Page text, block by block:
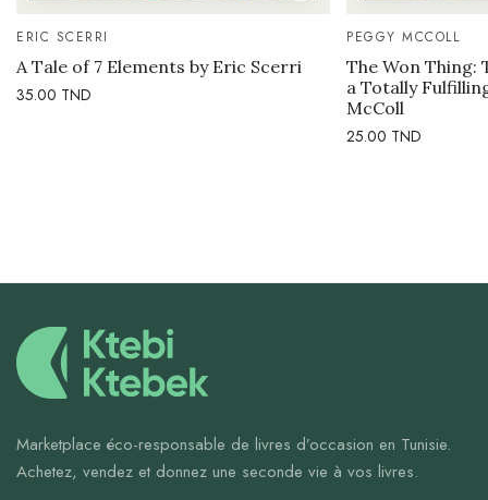
ERIC SCERRI
A Tale of 7 Elements by Eric Scerri
35.00 TND
PEGGY MCCOLL
The Won Thing:
a Totally
McColl
25.00 TND
Marketplace éco-responsable de livres d’occasion en Tunisie.
Achetez, vendez et donnez une seconde vie à vos livres.